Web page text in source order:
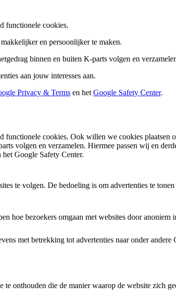
functionele cookies.
en persoonlijker te maken.
binnen en buiten K-parts volgen en
aan jouw interesses aan.
Privacy & Terms en het Google Safety Center.
functionele cookies. Ook willen we cookies
volgen en verzamelen. Hiermee passen wij en
Google Safety Center.
te volgen. De bedoeling is om advertenties te
hoe bezoekers omgaan met websites door anoniem
met betrekking tot advertenties naar onder andere
te onthouden die de manier waarop de website zich